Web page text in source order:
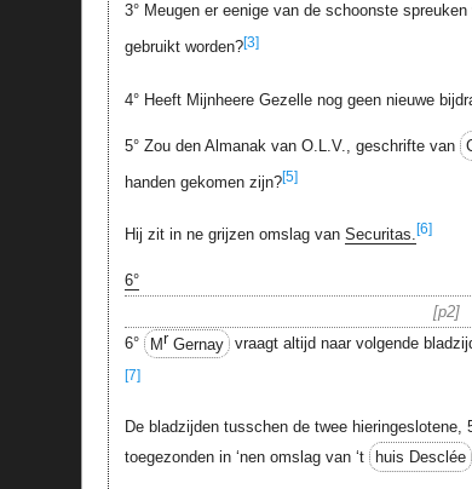
3° Meugen er eenige van de schoonste
gebruikt worden?[3]
4° Heeft Mijnheere Gezelle nog geen nieuwe
5° Zou den Almanak van O.L.V., geschrifte van
handen gekomen zijn?[5]
Hij zit in ne grijzen omslag van Securitas. [6]
6°
p2
6°
Mr Gernay vraagt altijd naar volgende
[7]
De bladzijden tusschen de twee hieringeslotene,
toegezonden in ‘nen omslag van ‘t
huis Desclée